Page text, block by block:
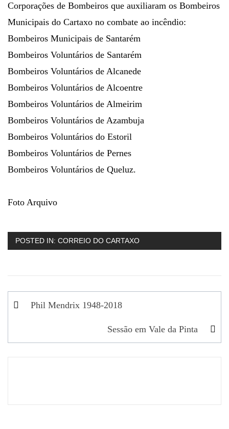
Corporações de Bombeiros que auxiliaram os Bombeiros
Municipais do Cartaxo no combate ao incêndio:
Bombeiros Municipais de Santarém
Bombeiros Voluntários de Santarém
Bombeiros Voluntários de Alcanede
Bombeiros Voluntários de Alcoentre
Bombeiros Voluntários de Almeirim
Bombeiros Voluntários de Azambuja
Bombeiros Voluntários do Estoril
Bombeiros Voluntários de Pernes
Bombeiros Voluntários de Queluz.
Foto Arquivo
POSTED IN: CORREIO DO CARTAXO
Navegação
Phil Mendrix 1948-2018
Sessão em Vale da Pinta